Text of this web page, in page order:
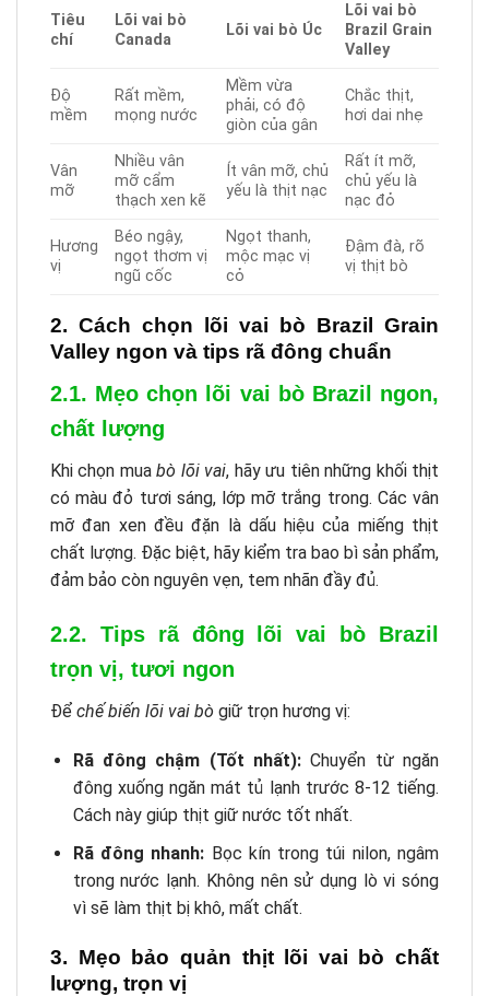
Tiêu
chí
Lõi vai bò
Canada
Lõi vai bò Úc
Lõi vai bò
Brazil Grain
Valley
Độ
mềm
Rất mềm,
mọng nước
Mềm vừa
phải, có độ
giòn của gân
Chắc thịt,
hơi dai nhẹ
Vân
mỡ
Nhiều vân
mỡ cẩm
thạch xen kẽ
Ít vân mỡ, chủ
yếu là thịt nạc
Rất ít mỡ,
chủ yếu là
nạc đỏ
Hương
vị
Béo ngậy,
ngọt thơm vị
ngũ cốc
Ngọt thanh,
mộc mạc vị
cỏ
Đậm đà, rõ
vị thịt bò
2. Cách chọn lõi vai bò Brazil Grain
Valley ngon và tips rã đông chuẩn
2.1. Mẹo chọn lõi vai bò Brazil ngon,
chất lượng
Khi chọn muabò lõi vai, hãy ưu tiên những khối thịt
có màu đỏ tươi sáng, lớp mỡ trắng trong. Các vân
mỡ đan xen đều đặn là dấu hiệu của miếng thịt
chất lượng. Đặc biệt, hãy kiểm tra bao bì sản phẩm,
đảm bảo còn nguyên vẹn, tem nhãn đầy đủ.
2.2. Tips rã đông lõi vai bò Brazil
trọn vị, tươi ngon
Để chế biến lõi vai bò giữ trọn hương vị:
Rã đông chậm (Tốt nhất): Chuyển từ ngăn
đông xuống ngăn mát tủ lạnh trước 8-12 tiếng.
Cách này giúp thịt giữ nước tốt nhất.
Rã đông nhanh: Bọc kín trong túi nilon, ngâm
trong nước lạnh. Không nên sử dụng lò vi sóng
vì sẽ làm thịt bị khô, mất chất.
3. Mẹo bảo quản thịt lõi vai bò chất
lượng, trọn vị